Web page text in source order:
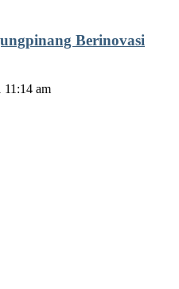
Berinovasi
11:14 am